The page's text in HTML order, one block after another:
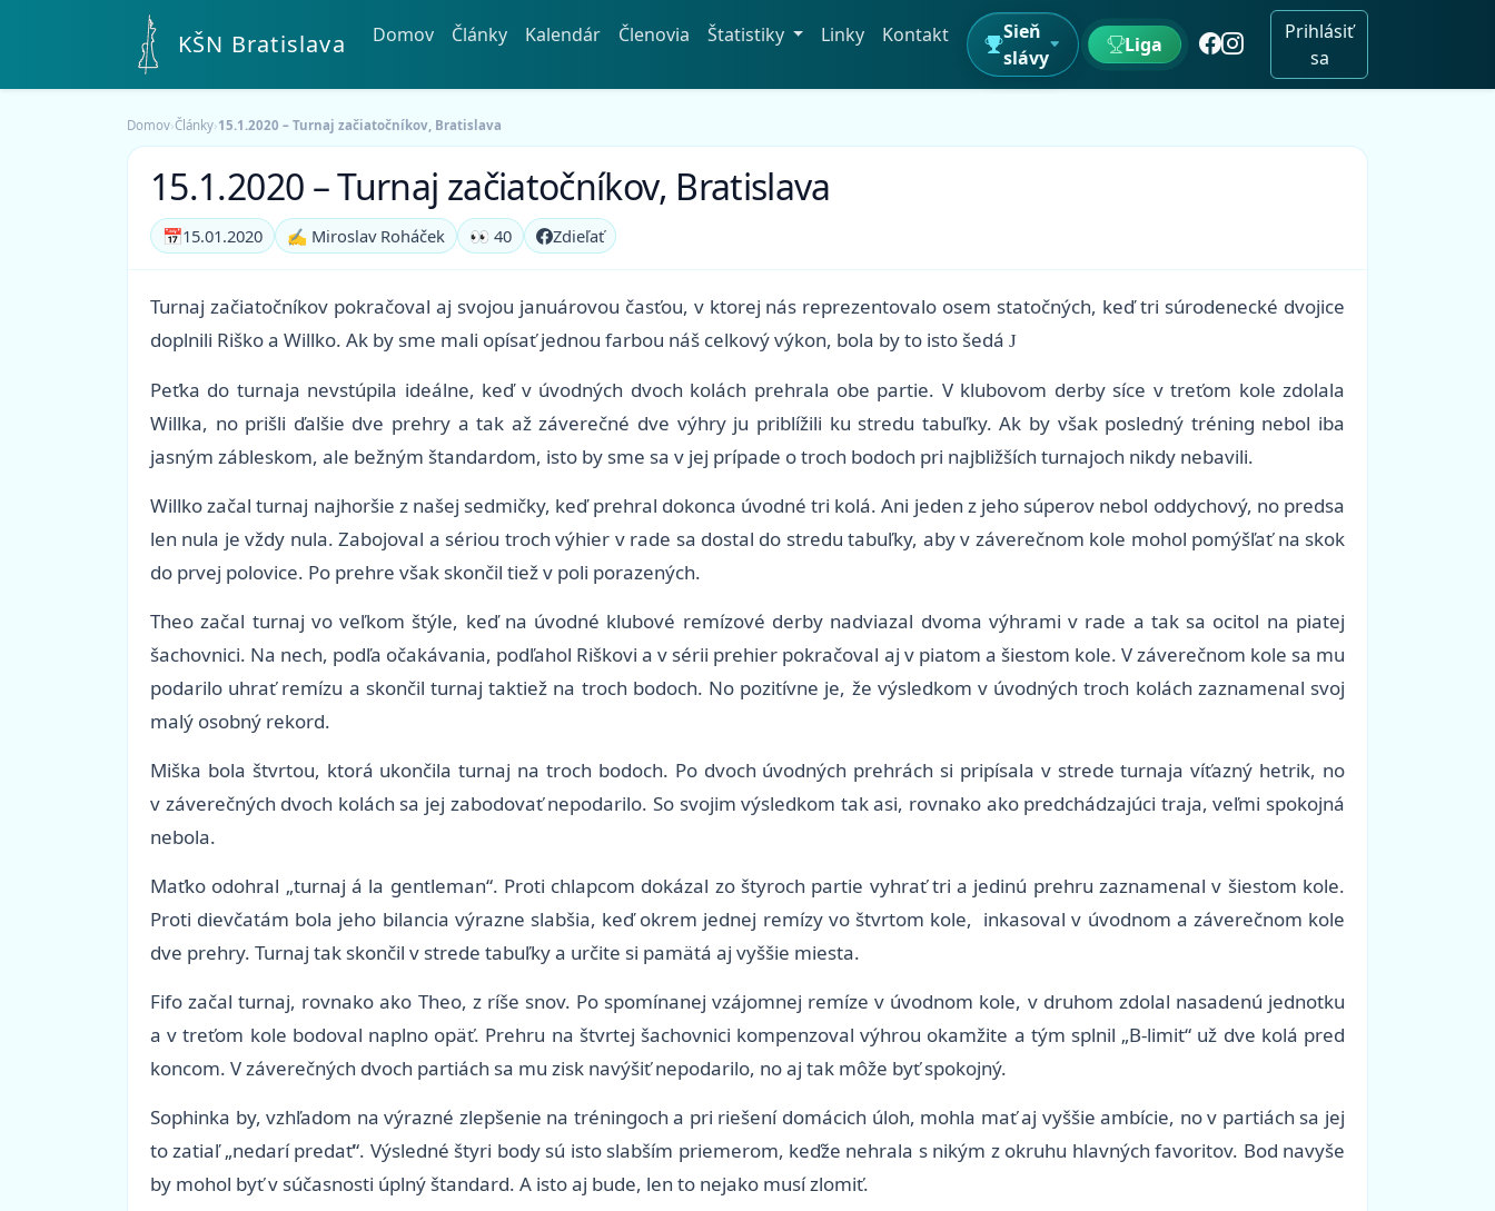
KŠN Bratislava Domov Články Kalendár Členovia Štatistiky Linky Kontakt
Sieň
slávy
Liga
Prihlásiť
sa
Domov›Články›15.1.2020 – Turnaj začiatočníkov, Bratislava
15.1.2020 – Turnaj začiatočníkov, Bratislava
📅15.01.2020 ✍️ Miroslav Roháček 👀 40 Zdieľať
Turnaj začiatočníkov pokračoval aj svojou januárovou časťou, v ktorej nás reprezentovalo osem statočných, keď tri súrodenecké dvojice
doplnili Riško a Willko. Ak by sme mali opísať jednou farbou náš celkový výkon, bola by to isto šedá J
Peťka do turnaja nevstúpila ideálne, keď v úvodných dvoch kolách prehrala obe partie. V klubovom derby síce v treťom kole zdolala
Willka, no prišli ďalšie dve prehry a tak až záverečné dve výhry ju priblížili ku stredu tabuľky. Ak by však posledný tréning nebol iba
jasným zábleskom, ale bežným štandardom, isto by sme sa v jej prípade o troch bodoch pri najbližších turnajoch nikdy nebavili.
Willko začal turnaj najhoršie z našej sedmičky, keď prehral dokonca úvodné tri kolá. Ani jeden z jeho súperov nebol oddychový, no predsa
len nula je vždy nula. Zabojoval a sériou troch výhier v rade sa dostal do stredu tabuľky, aby v záverečnom kole mohol pomýšľať na skok
do prvej polovice. Po prehre však skončil tiež v poli porazených.
Theo začal turnaj vo veľkom štýle, keď na úvodné klubové remízové derby nadviazal dvoma výhrami v rade a tak sa ocitol na piatej
šachovnici. Na nech, podľa očakávania, podľahol Riškovi a v sérii prehier pokračoval aj v piatom a šiestom kole. V záverečnom kole sa mu
podarilo uhrať remízu a skončil turnaj taktiež na troch bodoch. No pozitívne je, že výsledkom v úvodných troch kolách zaznamenal svoj
malý osobný rekord.
Miška bola štvrtou, ktorá ukončila turnaj na troch bodoch. Po dvoch úvodných prehrách si pripísala v strede turnaja víťazný hetrik, no
v záverečných dvoch kolách sa jej zabodovať nepodarilo. So svojim výsledkom tak asi, rovnako ako predchádzajúci traja, veľmi spokojná
nebola.
Maťko odohral „turnaj á la gentleman“. Proti chlapcom dokázal zo štyroch partie vyhrať tri a jedinú prehru zaznamenal v šiestom kole.
Proti dievčatám bola jeho bilancia výrazne slabšia, keď okrem jednej remízy vo štvrtom kole, inkasoval v úvodnom a záverečnom kole
dve prehry. Turnaj tak skončil v strede tabuľky a určite si pamätá aj vyššie miesta.
Fifo začal turnaj, rovnako ako Theo, z ríše snov. Po spomínanej vzájomnej remíze v úvodnom kole, v druhom zdolal nasadenú jednotku
a v treťom kole bodoval naplno opäť. Prehru na štvrtej šachovnici kompenzoval výhrou okamžite a tým splnil „B-limit“ už dve kolá pred
koncom. V záverečných dvoch partiách sa mu zisk navýšiť nepodarilo, no aj tak môže byť spokojný.
Sophinka by, vzhľadom na výrazné zlepšenie na tréningoch a pri riešení domácich úloh, mohla mať aj vyššie ambície, no v partiách sa jej
to zatiaľ „nedarí predať“. Výsledné štyri body sú isto slabším priemerom, keďže nehrala s nikým z okruhu hlavných favoritov. Bod navyše
by mohol byť v súčasnosti úplný štandard. A isto aj bude, len to nejako musí zlomiť.